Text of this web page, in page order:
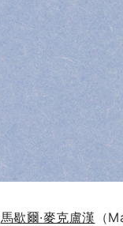
馬歇爾·麥克盧漢 （